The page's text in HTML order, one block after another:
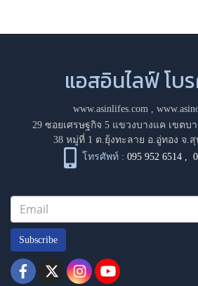
แอสอินไลฟ์ โบ
www.asinlifes.com,
29 ซอยเศรษฐกิจ 5 แขวงบางแค เขตบา
38 หมู่ที่ 1 ต.ยุ้งทะลาย อ.อู่ทอง จ.
โทรศัพท์ : 095 952 6514 ,
Subscribe